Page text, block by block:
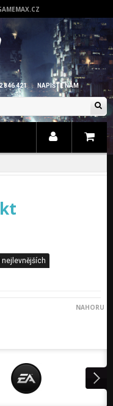
846 421 NAPIŠTE NÁM
nejlevnějších
NAHORU